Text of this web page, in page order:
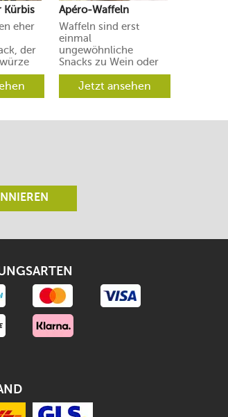
Kürbis
eher
der
in
Apéro-Waffeln
Waffeln sind erst
einmal
ungewöhnliche
Snacks zu Wein oder
Prosecco. Ihre Gäste
werden aber
begeistert sein.
Jetzt ansehen